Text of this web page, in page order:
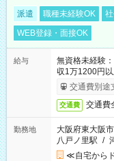
派遣 職種未経験OK
WEB登録・面接OK
給与
無資格未経験
収1万1200円
交通費別途
交通費 交通費
勤務地
大阪府東大阪市
八戸ノ里駅 /
≪自宅から